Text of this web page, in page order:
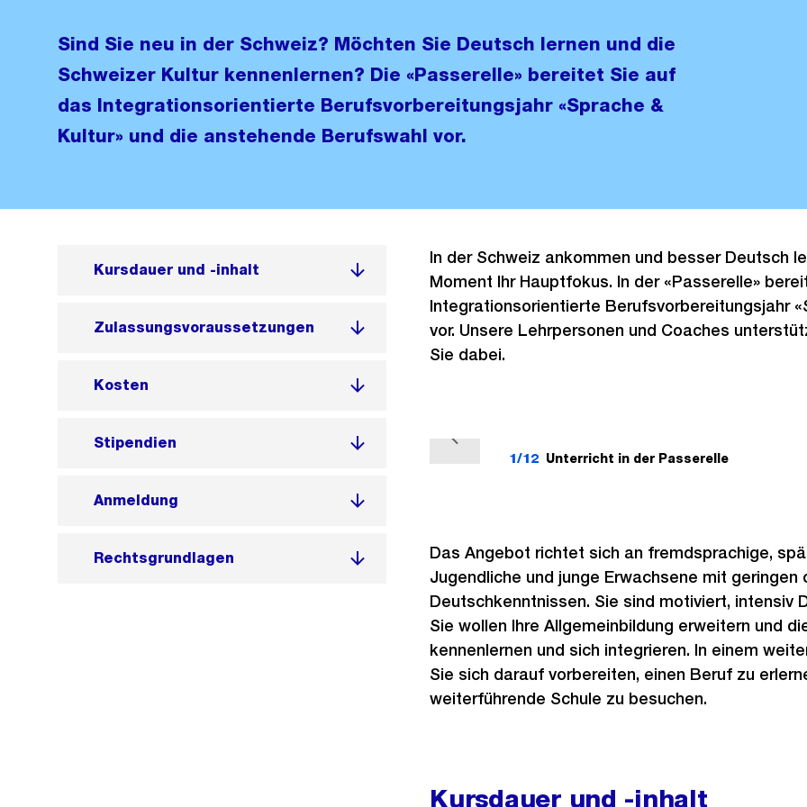
Sind Sie neu in der Schweiz? Möchten Sie Deutsch lernen und die
Schweizer Kultur kennenlernen? Die «Passerelle» bereitet Sie auf
das Integrationsorientierte Berufsvorbereitungsjahr «Sprache &
Kultur» und die anstehende Berufswahl vor.
Kursdauer und -inhalt
Zulassungsvoraussetzungen
Kosten
Stipendien
Anmeldung
Rechtsgrundlagen
In der Schweiz ankommen und besser Deutsch
Moment Ihr Hauptfokus. In der «Passerelle»
Integrationsorientierte Berufsvorbereitungsjahr
vor. Unsere Lehrpersonen und Coaches
Sie dabei.
e
r
i
g
e
s
1/12 Unterricht in der Passerelle
Das Angebot richtet sich an fremdsprachige,
Jugendliche und junge Erwachsene mit geringen
Deutschkenntnissen. Sie sind motiviert, intensiv
Sie wollen Ihre Allgemeinbildung erweitern und
kennenlernen und sich integrieren. In einem
Sie sich darauf vorbereiten, einen Beruf zu
weiterführende Schule zu besuchen.
Kursdauer und -inhalt